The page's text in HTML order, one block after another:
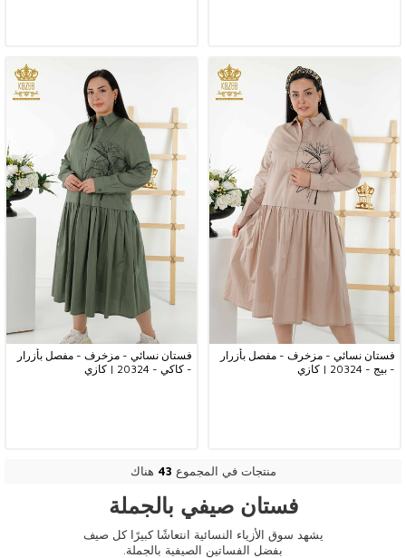
فستان نسائي - مزخرف - مفصل بأزرار
- بيج - 20324 | كازي
فستان نسائي - مزخرف - مفصل بأزرار
- كاكي - 20324 | كازي
منتجات في المجموع 43 هناك
فستان صيفي بالجملة
يشهد سوق الأزياء النسائية انتعاشًا كبيرًا كل صيف
بفضل الفساتين الصيفية بالجملة